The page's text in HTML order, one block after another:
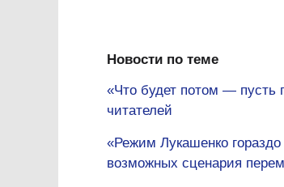
Новости по теме
«Что будет потом — пусть
читателей
«Режим Лукашенко
возможных сценария